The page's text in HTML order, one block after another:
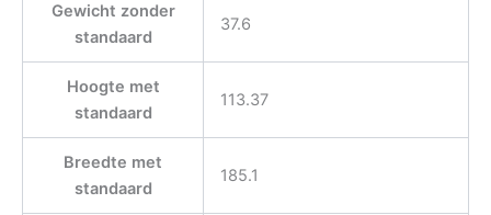
Gewicht zonder
standaard
37.6
Hoogte met
standaard
113.37
Breedte met
standaard
185.1